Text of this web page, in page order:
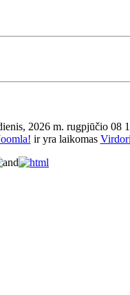
2026 m. rugpjūčio 08
ir yra laikomas